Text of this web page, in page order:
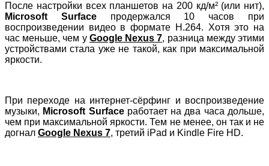
После настройки всех планшетов на 200 кд/м² (или нит),
Microsoft Surfaceпродержался 10 часов при
воспроизведении видео в формате H.264. Хотя это на
час меньше, чем у Google Nexus 7, разница между этими
устройствами стала уже не такой, как при максимальной
яркости.
При переходе на интернет-сёрфинг и воспроизведение
музыки, Microsoft Surfaceработает на два часа дольше,
чем при максимальной яркости. Тем не менее, он так и не
догнал Google Nexus 7, третий iPad и Kindle Fire HD.